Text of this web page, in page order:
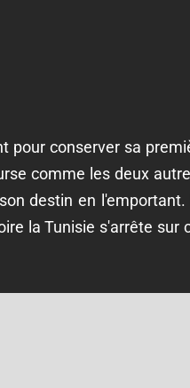
conserver sa
comme les deux
destin en l'emportant.
la Tunisie s'arrête sur